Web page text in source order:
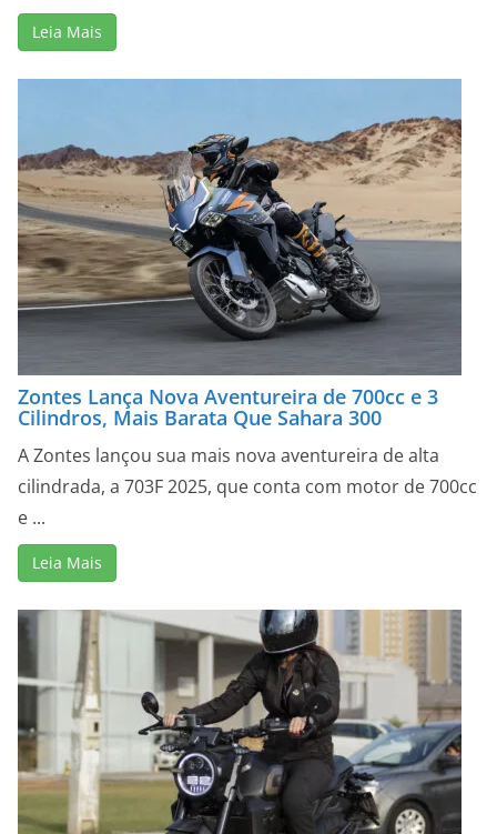
Leia Mais
Zontes Lança Nova Aventureira de 700cc e 3
Cilindros, Mais Barata Que Sahara 300
A Zontes lançou sua mais nova aventureira de alta
cilindrada, a 703F 2025, que conta com motor de 700cc
e ...
Leia Mais